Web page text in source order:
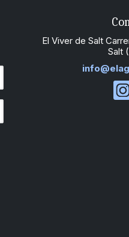
El Viver de Salt
Salt